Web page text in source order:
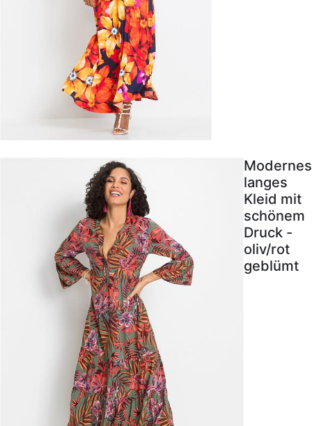
Modernes
langes
Kleid mit
schönem
Druck -
oliv/rot
geblümt